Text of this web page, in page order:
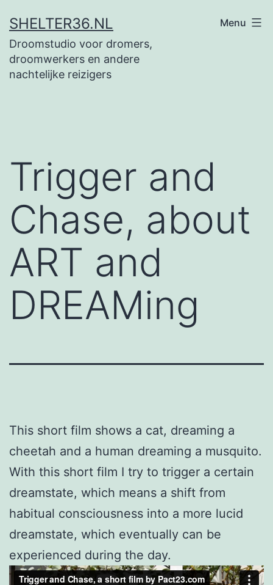
naar
de
inhoud
SHELTER36.NL
Droomstudio voor dromers,
droomwerkers en andere
nachtelijke reizigers
Menu
Trigger and
Chase, about
ART and
DREAMing
This short film shows a cat, dreaming a
cheetah and a human dreaming a musquito.
With this short film I try to trigger a certain
dreamstate, which means a shift from
habitual consciousness into a more lucid
dreamstate, which eventually can be
experienced during the day.